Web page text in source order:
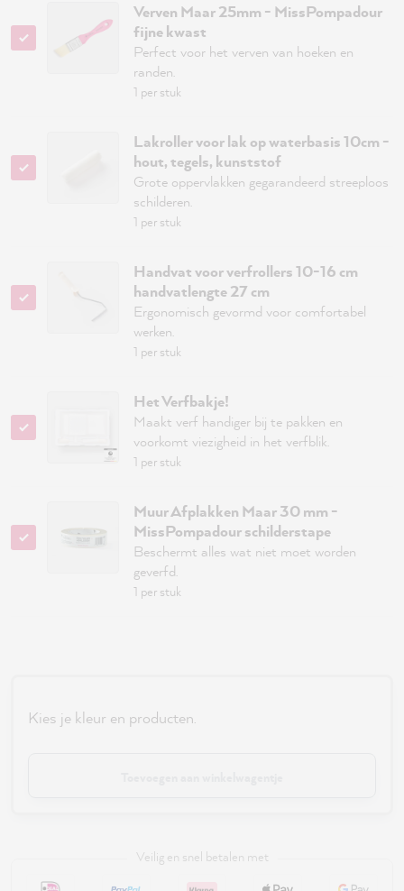
Verven Maar 25mm - MissPompadour
fijne kwast
Perfect voor het verven van hoeken en
randen.
1 per stuk
Lakroller voor lak op waterbasis 10cm -
hout, tegels, kunststof
Grote oppervlakken gegarandeerd streeploos
schilderen.
1 per stuk
Handvat voor verfrollers 10-16 cm
handvatlengte 27 cm
Ergonomisch gevormd voor comfortabel
werken.
1 per stuk
Het Verfbakje!
Maakt verf handiger bij te pakken en
voorkomt viezigheid in het verfblik.
1 per stuk
Muur Afplakken Maar 30 mm -
MissPompadour schilderstape
Beschermt alles wat niet moet worden
geverfd.
1 per stuk
Kies je kleur en producten.
Veilig en snel betalen met